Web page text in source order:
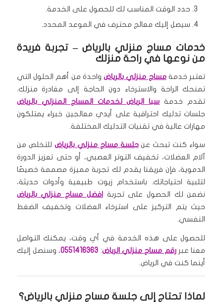
حدد الوقت المناسب لك للحصول على الخدمة.
سيصل إليك معالج محترف في الموعد المحدد.
خدمات مساج منزلي بالرياض – تجربة فريدة
من نوعها في راحة منزلك
تعتبر خدمةمساج منزلي بالرياضواحدة من أهم الحلول التي
تمنحك الراحة والاسترخاء دون الحاجة إلى مغادرة منزلك.
تقدم خدمة سبا الرياض لخدمات المساج المنزلي بالرياض
جلسات تدليك احترافية على أيدي معالجين خبراء يمتلكون
مهارات عالية في تقنيات التدليك المختلفة.
سواء كنت تبحث عنجلسة مساج منزلي بالرياض للتخلص من
آلام العضلات، تخفيف التوتر العصبي، أو حتى تعزيز الدورة
الدموية، فإن فريقنا يقدم لك تجربة مميزة مصممة خصيصًا
لتلبية احتياجاتك. باستخدام زيوت طبيعية وأدوات حديثة،
نضمن لك الحصول على تجربة
افضل مساج منزلي بالرياض
حيث يتم التركيز على استرخاء العضلات وتخفيف الضغط
النفسي.
للحصول على هذه الخدمة في أي وقت، يمكنك التواصل
معنا عبررقم مساج منزلي الرياض:
0551416363، وسنصل إليك
أينما كنت في الرياض.
لماذا تحتاج إلى جلسة مساج منزلي بالرياض؟